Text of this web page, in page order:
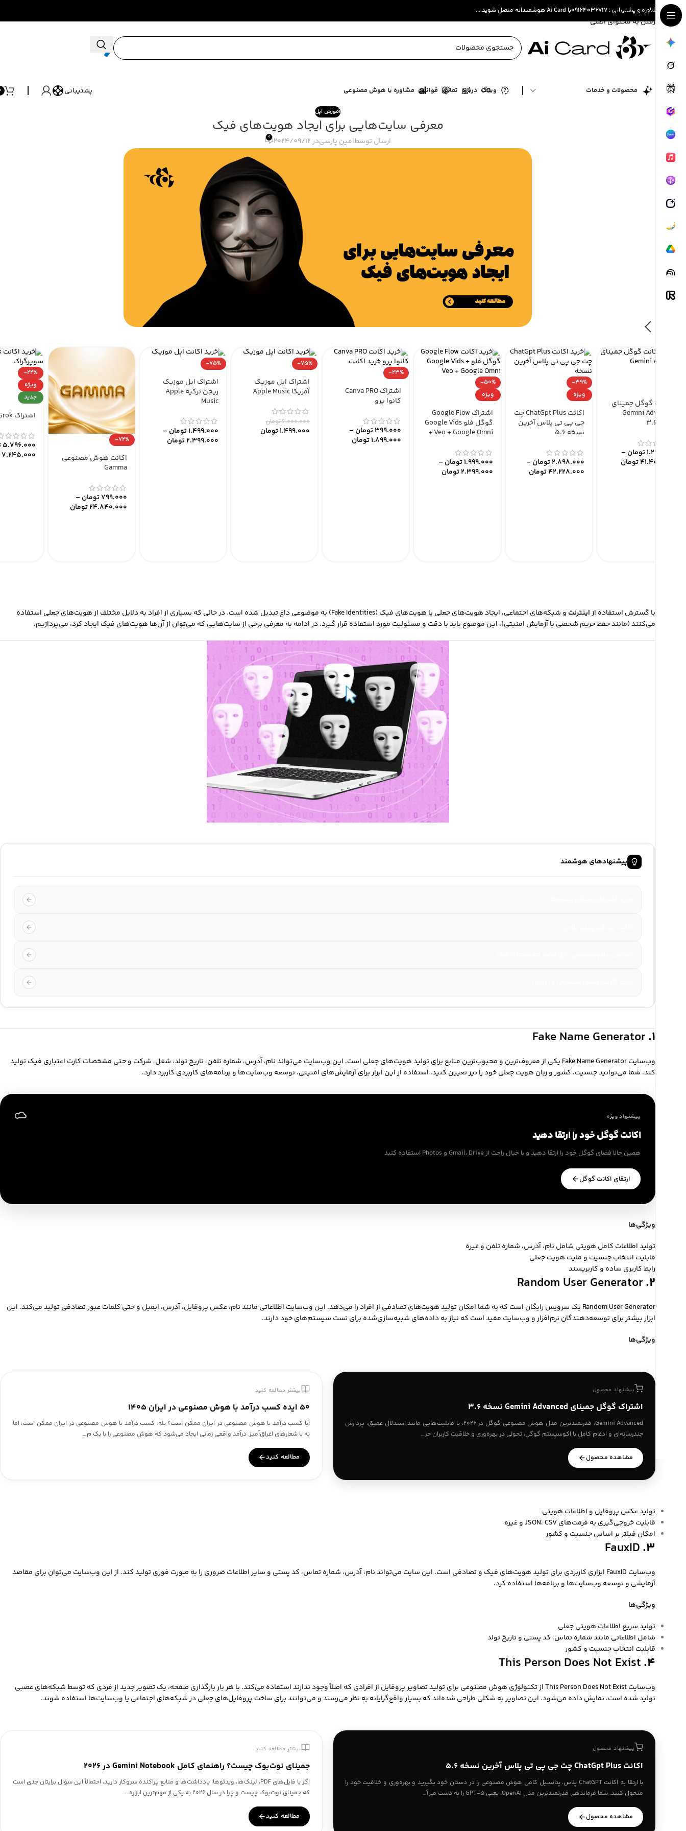
عبور به ناوبری
رفتن به محتوای اصلی
چگونه گارانتی و ضمانت می کنیم ؟
شامل گارانتی می گردد .
مشاوره و پشتیبانی : ۰۹۱۲۴۰۳۶۷۱۷ با Ai Card هوشمندانه متصل شوید ...
محصولات و خدمات وبلاگ درباره تماس قوانین مشاوره با هوش مصنوعی پشتیبانی
آموزش اپل
معرفی سایت‌هایی برای ایجاد هویت‌های فیک
ارسال توسطامین پارسیدر 2024/09/12 0
اشتراک گوگل جمینای
Gemini Advanced
1.299.000تومان –
41.400.000تومان
-39%
ویژه
اکانت ChatGpt Plus چت
جی پی تی پلاس آخرین
نسخه ۵.۶
2.898.000تومان –
42.228.000تومان
-50%
ویژه
اشتراک Google Flow
گوگل فلو Google Vids
+ Veo + Google Omni
1.999.000تومان –
2.399.000تومان
-23%
اشتراک Canva PRO
کانوا پرو
399.000تومان –
1.899.000تومان
-75%
اشتراک اپل موزیک
آمریکا Apple Music
6.000.000تومان
1.499.000تومان
-75%
اشتراک اپل موزیک
ریجن ترکیه Apple
Music
1.499.000تومان –
2.399.000تومان -72%
اکانت هوش مصنوعی
Gamma
799.000تومان –
24.840.000تومان
-22%
ویژه
جدید
اشتراک Grok سوپرگراک
5.796.000
7.245.000
با گسترش استفاده ازاینترنت و شبکه‌های اجتماعی، ایجاد هویت‌های جعلی یا هویت‌های فیک (Fake Identities)
به موضوعی داغ تبدیل شده است. در حالی که بسیاری از افراد به دلایل مختلف از هویت‌های جعلی استفاده
می‌کنند (مانند حفظ حریم شخصی یا آزمایش امنیتی)، این موضوع باید با دقت و مسئولیت مورد استفاده قرار گیرد. در ادامه به معرفی برخی از سایت‌هایی که می‌توان از آن‌ها هویت‌های فیک ایجاد کرد، می‌پردازیم.
پیشنهادهای هوشمند
۱. Fake Name Generator
وب‌سایتFake Name Generator یکی از معروف‌ترین و محبوب‌ترین منابع برای تولید هویت‌های جعلی است. این وب‌سایت می‌تواند نام، آدرس، شماره تلفن، تاریخ تولد، شغل، شرکت و حتی مشخصات کارت اعتباری فیک تولید
کند. شما می‌توانید جنسیت، کشور و زبان هویت جعلی خود را نیز تعیین کنید. استفاده از این ابزار برای آزمایش‌های امنیتی، توسعه وب‌سایت‌ها و برنامه‌های کاربردی کاربرد دارد.
پیشنهاد ویژه
اکانت گوگل خود را ارتقا دهید
همین حالا فضای گوگل خود را ارتقا دهید و با خیال راحت از Gmail، Drive و Photos استفاده کنید
ارتقای اکانت گوگل
ویژگی‌ها
تولید اطلاعات کامل هویتی شامل نام، آدرس، شماره تلفن و غیره
قابلیت انتخاب جنسیت و ملیت هویت جعلی
رابط کاربری ساده و کاربرپسند
۲. Random User Generator
Random User Generator یک سرویس رایگان است که به شما امکان تولید هویت‌های تصادفی از افراد را می‌دهد. این وب‌سایت اطلاعاتی مانند نام، عکس پروفایل، آدرس، ایمیل و حتی کلمات عبور تصادفی تولید می‌کند. این
ابزار بیشتر برای توسعه‌دهندگان نرم‌افزار و وب‌سایت مفید است که نیاز به داده‌های شبیه‌سازی‌شده برای تست سیستم‌های خود دارند.
ویژگی‌ها
پیشنهاد محصول
اشتراک گوگل جمینای Gemini Advanced نسخه 3.6
Gemini Advanced، قدرتمندترین مدل هوش مصنوعی گوگل در ۲۰۲۶، با قابلیت‌هایی مانند استدلال عمیق، پردازش
چندرسانه‌ای و ادغام کامل با اکوسیستم گوگل، تحولی در بهره‌وری و خلاقیت کاربران حر…
مشاهده محصول
بیشتر مطالعه کنید
۵۰ ایده کسب درآمد با هوش مصنوعی در ایران ۱۴۰۵
آیا کسب درآمد با هوش مصنوعی در ایران ممکن است؟ بله. کسب درآمد با هوش مصنوعی در ایران ممکن است، اما
نه با شعارهای اغراق‌آمیز. درآمد واقعی زمانی ایجاد می‌شود که هوش مصنوعی را با یک م…
مطالعه کنید
تولید عکس پروفایل و اطلاعات هویتی
قابلیت خروجی‌گیری به فرمت‌های JSON، CSV و غیره
امکان فیلتر بر اساس جنسیت و کشور
۳. FauxID
وب‌سایت FauxID ابزاری کاربردی برای تولید هویت‌های فیک و تصادفی است. این سایت می‌تواند نام، آدرس، شماره تماس، کد پستی و سایر اطلاعات ضروری را به صورت فوری تولید کند. از این وب‌سایت می‌توان برای مقاصد
آزمایشی و توسعه وب‌سایت‌ها و برنامه‌ها استفاده کرد.
ویژگی‌ها
تولید سریع اطلاعات هویتی جعلی
شامل اطلاعاتی مانند شماره تماس، کد پستی و تاریخ تولد
قابلیت انتخاب جنسیت و کشور
۴. This Person Does Not Exist
وب‌سایتThis Person Does Not Existاز تکنولوژی هوش مصنوعی برای تولید تصاویر پروفایل از افرادی که اصلاً وجود ندارند استفاده می‌کند. با هر بار بارگذاری صفحه، یک تصویر جدید از فردی که توسط شبکه‌های عصبی
تولید شده است، نمایش داده می‌شود. این تصاویر به شکلی طراحی شده‌اند که بسیار واقع‌گرایانه به نظر می‌رسند و می‌توانند برای ساخت پروفایل‌های جعلی در شبکه‌های اجتماعی یا وب‌سایت‌ها استفاده شوند.
پیشنهاد محصول
اکانت ChatGpt Plus چت جی پی تی پلاس آخرین نسخه ۵.۶
با ارتقا به اکانت ChatGPT پلاس، پتانسیل کامل هوش مصنوعی را در دستان خود بگیرید و بهره‌وری و خلاقیت خود را
متحول کنید. شما فرماندهی قدرتمندترین مدل OpenAI، یعنی GPT-5 را به دست می‌آ…
مشاهده محصول
بیشتر مطالعه کنید
جمینای نوت‌بوک چیست؟ راهنمای کامل Gemini Notebook در ۲۰۲۶
اگر با فایل‌های PDF، لینک‌ها، ویدئوها، یادداشت‌ها و منابع پراکنده سروکار دارید، احتمالاً این سؤال برایتان جدی است
که جمینای نوت‌بوک چیست و چرا در سال ۲۰۲۶ به یکی از مهم‌ترین ابزاره…
مطالعه کنید